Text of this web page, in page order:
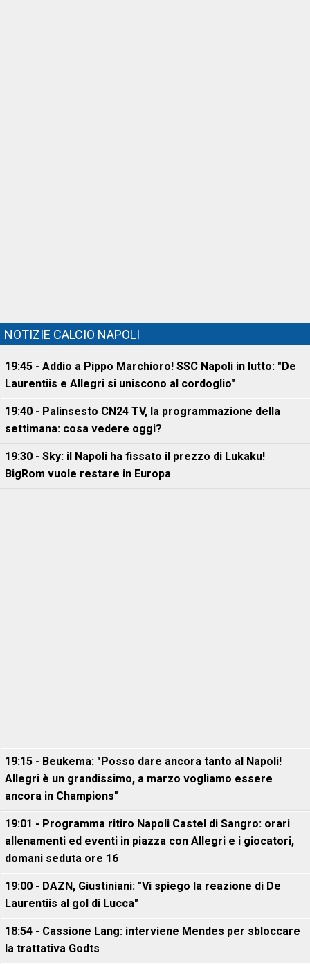
NOTIZIE CALCIO NAPOLI
19:45 - Addio a Pippo Marchioro! SSC Napoli in lutto: "De
Laurentiis e Allegri si uniscono al cordoglio"
19:40 - Palinsesto CN24 TV, la programmazione della
settimana: cosa vedere oggi?
19:30 - Sky: il Napoli ha fissato il prezzo di Lukaku!
BigRom vuole restare in Europa
19:15 - Beukema: "Posso dare ancora tanto al Napoli!
Allegri è un grandissimo, a marzo vogliamo essere
ancora in Champions"
19:01 - Programma ritiro Napoli Castel di Sangro: orari
allenamenti ed eventi in piazza con Allegri e i giocatori,
domani seduta ore 16
19:00 - DAZN, Giustiniani: "Vi spiego la reazione di De
Laurentiis al gol di Lucca"
18:54 - Cassione Lang: interviene Mendes per sbloccare
la trattativa Godts